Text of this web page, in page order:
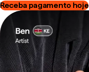
Receba pagamento hoje